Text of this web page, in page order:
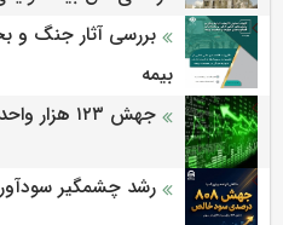
بررسی آثار جنگ و
بیمه
جهش ۱۲۳ هزار واحدی شاخص بورس
رشد چشمگیر سودآوری